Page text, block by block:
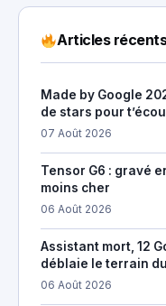
Articles
Made by Google
de stars pour
07 Août 2026
Tensor G6 : gravé
moins cher
06 Août 2026
Assistant mort, 12
déblaie le terrain du
06 Août 2026